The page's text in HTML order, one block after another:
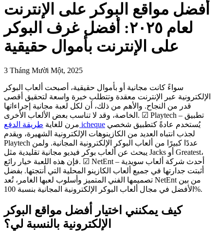
أفضل مواقع البوكر على الإنترنت
لعام ٢٠٢٥: أفضل غرف البوكر
على الإنترنت بأموال حقيقية
3 Tháng Mười Một, 2025
سواءً كانت مجانية أو بأموال حقيقية، أصبحت ألعاب البوكر
الإلكترونية عبر الإنترنت معقدة وتتطلب خبرة واسعة لتحقيق أقصى
قدر من النجاح. والأهم من ذلك، أن لكل لعبة مجانية إجراءاتها
الخاصة، وقد لا تناسب بعض الألعاب الأخرى. ☑ Playtech – تطبيق
مرن للغاية طريقة الدفع icheque
لجذب انتباه العديد من الكازينوهات الإلكترونية الشهيرة، ويقدم
Playtech عددًا كبيرًا من ألعاب البوكر الإلكترونية المجانية. ولمن
يبحث عن ألعاب بوكر فيديو مجانية تقليدية مثل Jacks أو Greatest،
فإن هذه اللعبة خيار رائع. ☑ NetEnt – أحدث شركة ألعاب سويدية
أثبتت جدارتها في جميع ألعاب الكازينو المحلية التي أنتجتها. بفضل
تصميمها الفني المتميز وأسلوب لعبها الغامر، تُعد NetEnt من بين
الأفضل في مجال ألعاب البوكر الإلكترونية المجانية بنسبة 100%.
كيف يمكنني اختيار أفضل مواقع البوكر
الإلكترونية بالنسبة لي؟